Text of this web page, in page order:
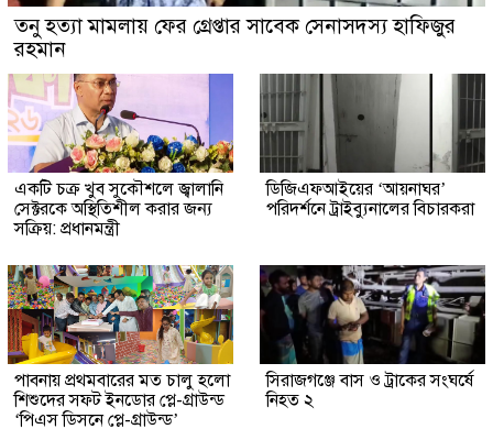
তনু হত্যা মামলায় ফের গ্রেপ্তার সাবেক সেনাসদস্য হাফিজুর
রহমান
একটি চক্র খুব সুকৌশলে জ্বালানি
সেক্টরকে অস্থিতিশীল করার জন্য
সক্রিয়: প্রধানমন্ত্রী
ডিজিএফআইয়ের ‘আয়নাঘর’
পরিদর্শনে ট্রাইব্যুনালের বিচারকরা
পাবনায় প্রথমবারের মত চালু হলো
শিশুদের সফট ইনডোর প্লে-গ্রাউন্ড
‘পিএস ডিসনে প্লে-গ্রাউন্ড’
সিরাজগঞ্জে বাস ও ট্রাকের সংঘর্ষে
নিহত ২